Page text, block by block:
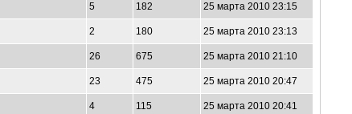
5 182 25 марта 2010 23:15
2 180 25 марта 2010 23:13
26 675 25 марта 2010 21:10
23 475 25 марта 2010 20:47
4 115 25 марта 2010 20:41